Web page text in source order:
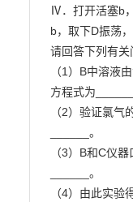
Ⅳ．打开活塞b
b，取下D振荡
请回答下列有关
（1）B中溶液
方程式为______
（2）验证氯气
______。
（3）B和C仪
______。
（4）由此实验